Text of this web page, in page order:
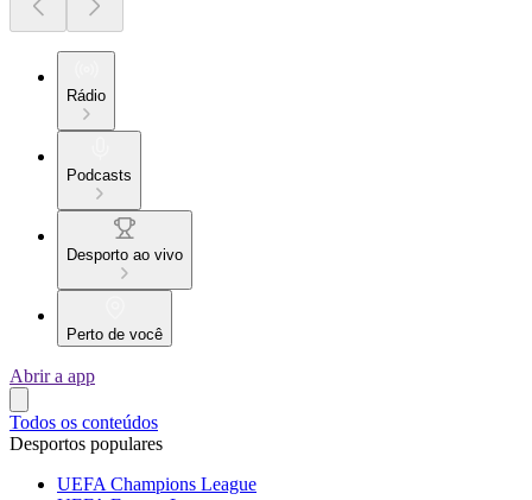
Rádio
Podcasts
Desporto ao vivo
Perto de você
Abrir a app
Todos os conteúdos
Desportos populares
UEFA Champions League